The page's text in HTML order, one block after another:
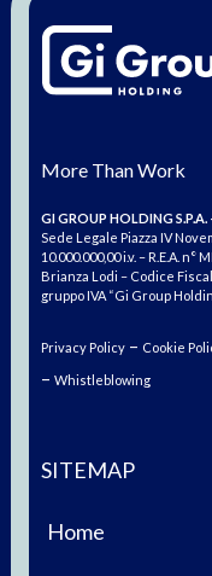
More Than Work
GI GROUP HOLDING
Sede Legale Piazza IV
10.000.000,00 i.v. – R.E.A.
Brianza Lodi – Codice
gruppo IVA “Gi Group
Privacy Policy– Cookie
– Whistleblowing
SITEMAP
Home